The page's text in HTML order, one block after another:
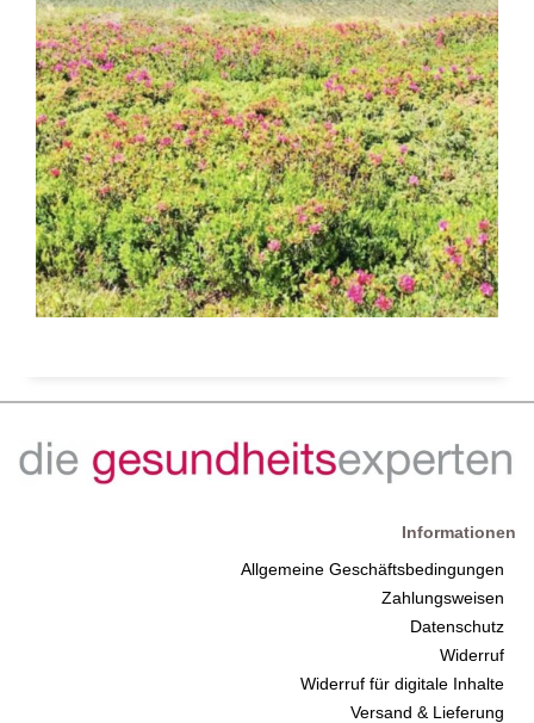
Informationen
Allgemeine Geschäftsbedingungen
Zahlungsweisen
Datenschutz
Widerruf
Widerruf für digitale Inhalte
Versand & Lieferung